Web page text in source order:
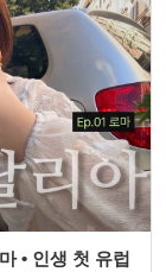
• 인생 첫 유럽